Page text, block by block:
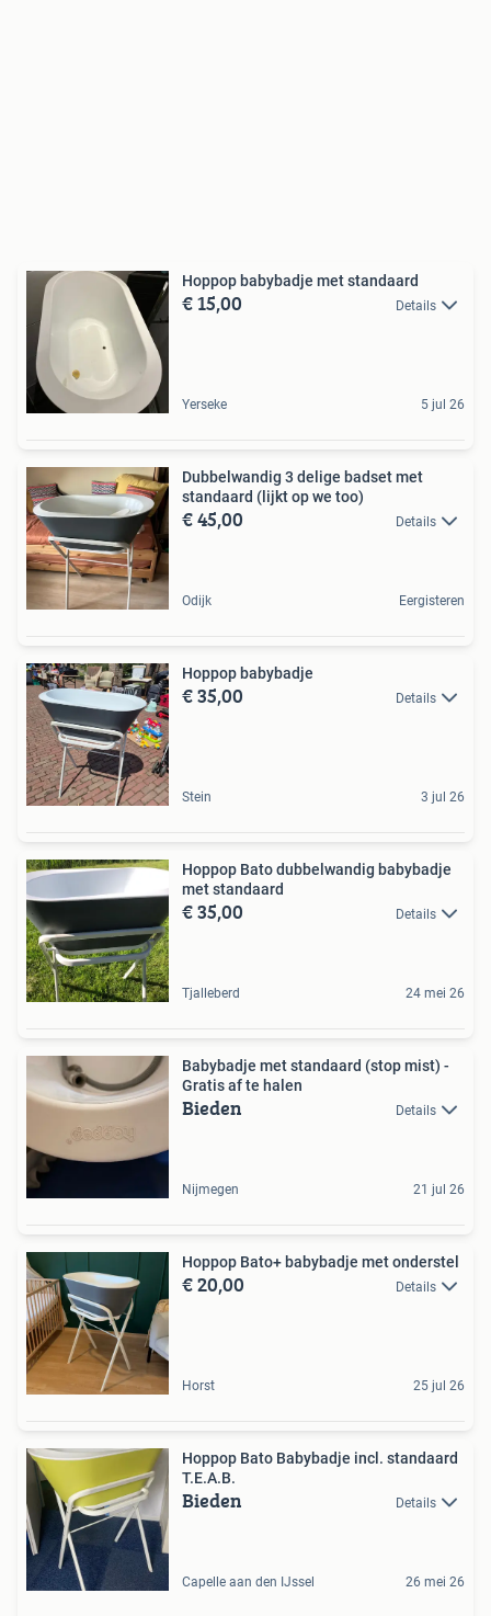
Hoppop babybadje met standaard
€ 15,00 Details
Yerseke 5 jul 26
Dubbelwandig 3 delige badset met
standaard (lijkt op we too)
€ 45,00 Details
Odijk Eergisteren
Hoppop babybadje
€ 35,00 Details
Stein 3 jul 26
Hoppop Bato dubbelwandig babybadje
met standaard
€ 35,00 Details
Tjalleberd 24 mei 26
Babybadje met standaard (stop mist) -
Gratis af te halen
Bieden Details
Nijmegen 21 jul 26
Hoppop Bato+ babybadje met onderstel
€ 20,00 Details
Horst 25 jul 26
Hoppop Bato Babybadje incl. standaard
T.E.A.B.
Bieden Details
Capelle aan den IJssel 26 mei 26